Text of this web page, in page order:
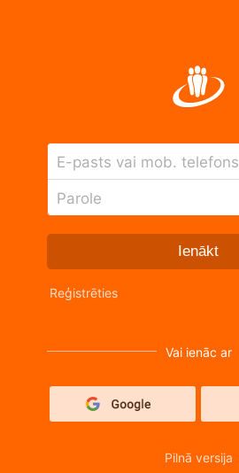
E-pasts vai mob. telefons
Parole
Ienākt
Reģistrēties
Vai ienāc ar
Pilnā versija